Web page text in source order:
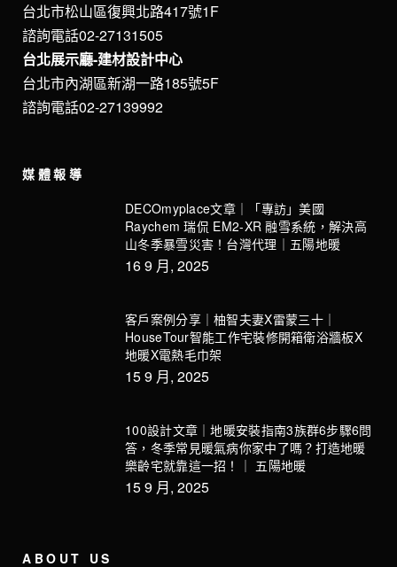
台北市松山區復興北路417號1F
諮詢電話02-27131505
台北展示廳-建材設計中心
台北市內湖區新湖一路185號5F
諮詢電話02-27139992
媒體報導
DECOmyplace文章｜「專訪」美國
Raychem 瑞侃 EM2-XR 融雪系統，解決高
山冬季暴雪災害！台灣代理｜五陽地暖
16 9 月, 2025
客戶案例分享｜柚智夫妻X雷蒙三十｜
HouseTour智能工作宅裝修開箱衛浴牆板X
地暖X電熱毛巾架
15 9 月, 2025
100設計文章｜地暖安裝指南3族群6步驟6問
答，冬季常見暖氣病你家中了嗎？打造地暖
樂齡宅就靠這一招！｜ 五陽地暖
15 9 月, 2025
ABOUT US